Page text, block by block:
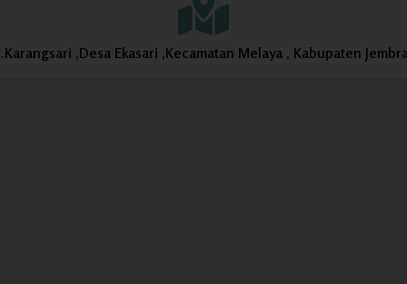
,Desa Ekasari ,Kecamatan Melaya , Kabupaten